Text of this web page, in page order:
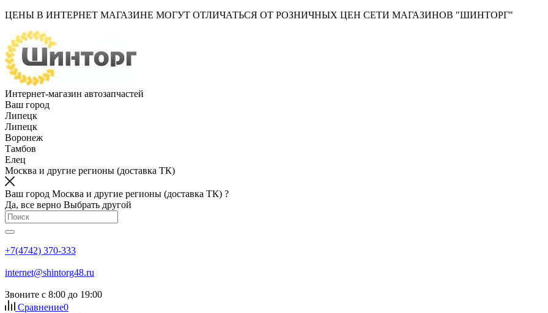
ЦЕНЫ В ИНТЕРНЕТ МАГАЗИНЕ МОГУТ ОТЛИЧАТЬСЯ ОТ РОЗНИЧНЫХ ЦЕН СЕТИ МАГАЗИНОВ "ШИНТОРГ"
Интернет-магазин автозапчастей
Ваш город
Липецк
Липецк
Воронеж
Тамбов
Елец
Москва и другие регионы (доставка ТК)
Ваш город Москва и другие регионы (доставка ТК) ?
Да, все верно Выбрать другой
+7(4742) 370-333
internet@shintorg48.ru
Звоните с 8:00 до 19:00
Сравнение0